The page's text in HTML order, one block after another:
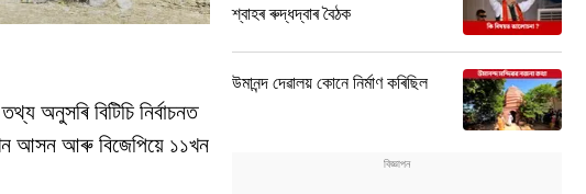
অনুসৰি বিটিচি নিৰ্বাচনত
আসন আৰু বিজেপিয়ে ১১খন
শ্বাহৰ ৰুদ্ধদ্বাৰ বৈঠক
উমানন্দ দেৱালয় কোনে নিৰ্মাণ কৰিছিল